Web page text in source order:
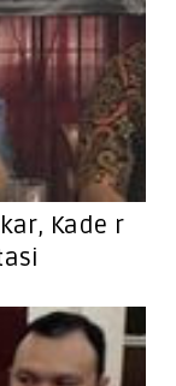
Kade r